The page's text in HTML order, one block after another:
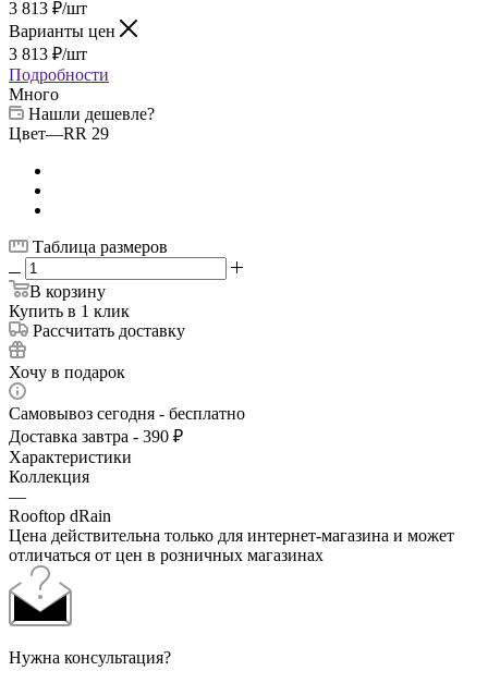
3 813 ₽/шт
Варианты цен
3 813 ₽/шт
Подробности
Много
Нашли дешевле?
Цвет—RR 29
Таблица размеров
В корзину
Купить в 1 клик
Рассчитать доставку
Хочу в подарок
Самовывоз сегодня - бесплатно
Доставка завтра - 390 ₽
Характеристики
Коллекция
—
Rooftop dRain
Цена действительна только для интернет-магазина и может
отличаться от цен в розничных магазинах
Нужна консультация?